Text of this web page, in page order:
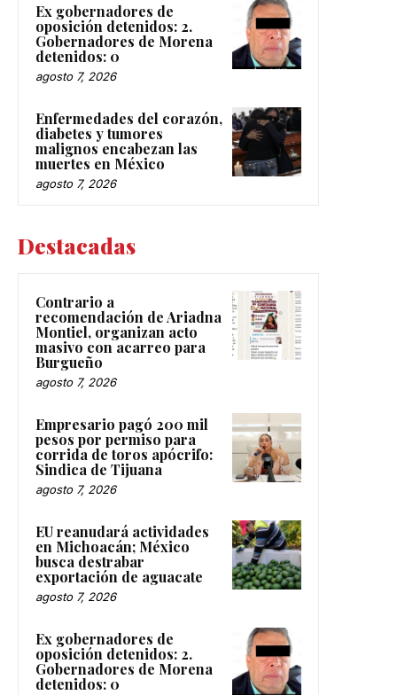
Ex gobernadores de
oposición detenidos: 2.
Gobernadores de Morena
detenidos: 0
agosto 7, 2026
Enfermedades del corazón,
diabetes y tumores
malignos encabezan las
muertes en México
agosto 7, 2026
Destacadas
Contrario a
recomendación de Ariadna
Montiel, organizan acto
masivo con acarreo para
Burgueño
agosto 7, 2026
Empresario pagó 200 mil
pesos por permiso para
corrida de toros apócrifo:
Sindica de Tijuana
agosto 7, 2026
EU reanudará actividades
en Michoacán; México
busca destrabar
exportación de aguacate
agosto 7, 2026
Ex gobernadores de
oposición detenidos: 2.
Gobernadores de Morena
detenidos: 0